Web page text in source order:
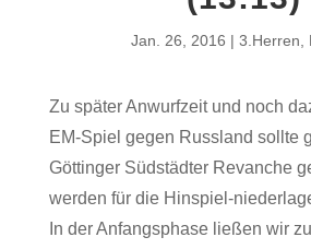
Jan. 26, 2016 3.Herren
Zu später Anwurfzeit und noch
EM-Spiel gegen Russland sollte
Göttinger Südstädter Revanche
werden für die Hinspiel-
In der Anfangsphase ließen wir
Hallenheft
Dokumente
Kooperationen
Termine
Intern